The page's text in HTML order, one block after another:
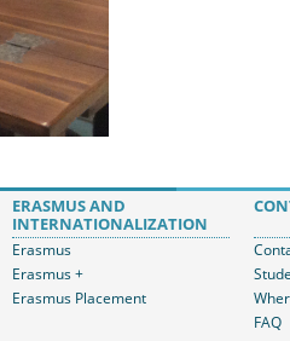
ERASMUS AND
INTERNATIONALIZATION
Erasmus
Erasmus +
Erasmus Placement
FAQ